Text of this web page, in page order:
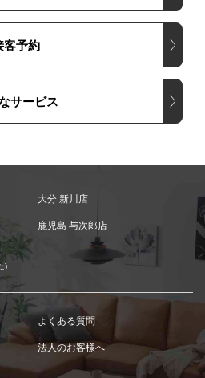
客予約
サービス
大分 新川店
鹿児島 与次郎店
)
よくある質問
法人のお客様へ